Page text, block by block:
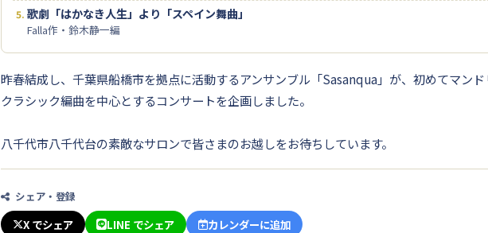
歌劇「はかなき人生」より「スペイン舞曲」
Falla作・鈴木静一編
昨春結成し、千葉県船橋市を拠点に活動するアンサンブル「Sasanqua」が、初めてマン
クラシック編曲を中心とするコンサートを企画しました。
八千代市八千代台の素敵なサロンで皆さまのお越しをお待ちしています。
シェア・登録
X でシェア LINE でシェア カレンダーに追加